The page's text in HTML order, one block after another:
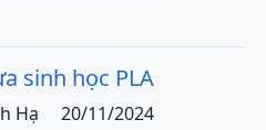
sinh học PLA
Hạ 20/11/2024